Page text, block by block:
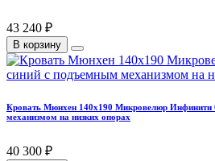
43 240 ₽
В корзину
Кровать Мюнхен 140х190 Микровелюр Инфинити
механизмом на низких опорах
40 300 ₽